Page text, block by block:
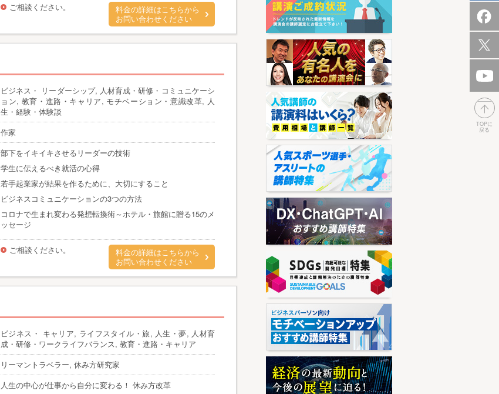
ご相談ください。
料金の詳細はこちらから
お問い合わせください
ビジネス・ リーダーシップ, 人材育成・研修・コミュニケーシ
ョン, 教育・進路・キャリア, モチベーション・意識改革, 人
生・経験・体験談
作家
部下をイキイキさせるリーダーの技術
学生に伝えるべき就活の心得
若手起業家が結果を作るために、大切にすること
ビジネスコミュニケーションの3つの方法
コロナで生まれ変わる発想転換術～ホテル・旅館に贈る15のメ
ッセージ
ご相談ください。
料金の詳細はこちらから
お問い合わせください
ビジネス・ キャリア, ライフスタイル・旅, 人生・夢, 人材育
成・研修・ワークライフバランス, 教育・進路・キャリア
リーマントラベラー, 休み方研究家
人生の中心が仕事から自分に変わる！ 休み方改革
TOPに
戻る